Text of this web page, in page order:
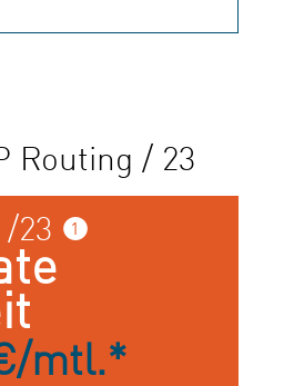
Routing / 23
/23 ❶
mtl.*